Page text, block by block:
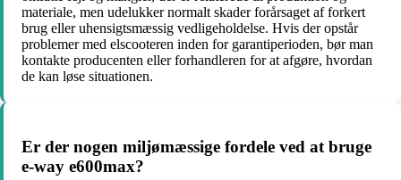
materiale, men udelukker normalt skader forårsaget af forkert
brug eller uhensigtsmæssig vedligeholdelse. Hvis der opstår
problemer med elscooteren inden for garantiperioden, bør man
kontakte producenten eller forhandleren for at afgøre, hvordan
de kan løse situationen.
Er der nogen miljømæssige fordele ved at bruge
e-way e600max?